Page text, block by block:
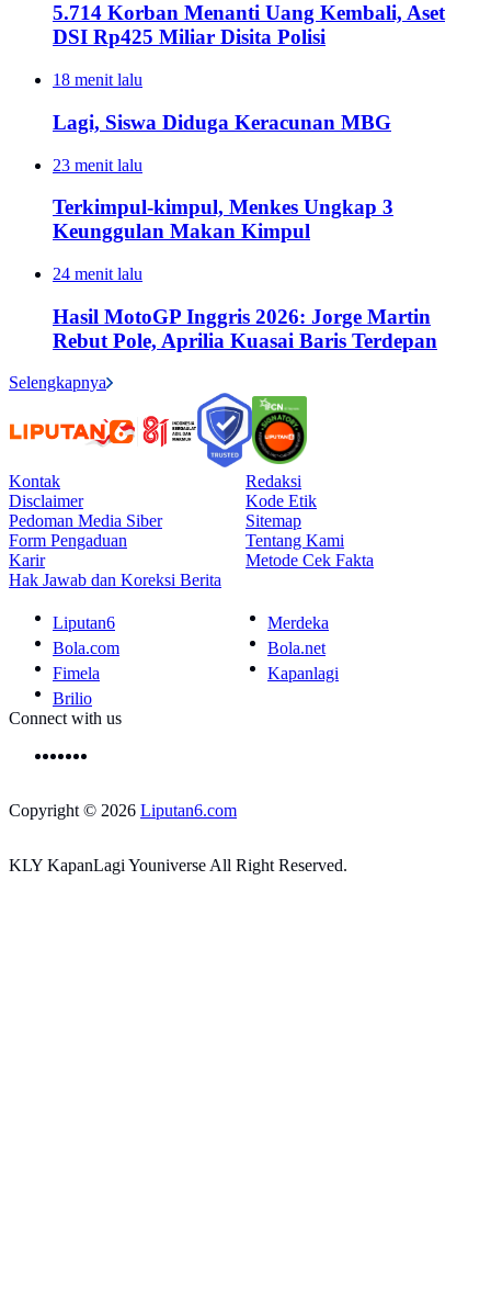
5.714 Korban Menanti Uang Kembali, Aset
DSI Rp425 Miliar Disita Polisi
18 menit lalu
Lagi, Siswa Diduga Keracunan MBG
23 menit lalu
Terkimpul-kimpul, Menkes Ungkap 3
Keunggulan Makan Kimpul
24 menit lalu
Hasil MotoGP Inggris 2026: Jorge Martin
Rebut Pole, Aprilia Kuasai Baris Terdepan
Selengkapnya
Kontak
Redaksi
Disclaimer
Kode Etik
Pedoman Media Siber
Sitemap
Form Pengaduan
Tentang Kami
Karir
Metode Cek Fakta
Hak Jawab dan Koreksi Berita
Liputan6
Merdeka
Bola.com
Bola.net
Fimela
Kapanlagi
Brilio
Connect with us
Copyright © 2026 Liputan6.com
KLY KapanLagi Youniverse All Right Reserved.